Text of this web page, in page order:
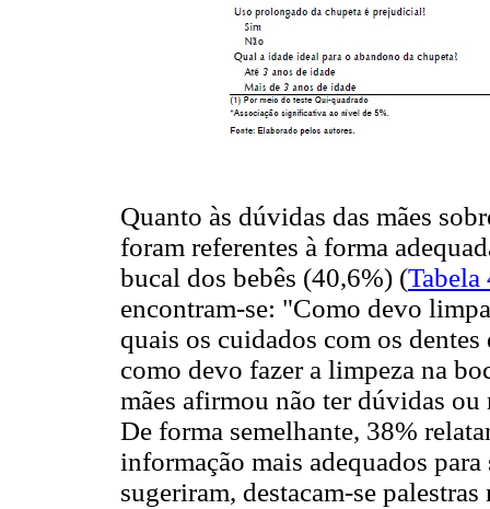
Quanto às dúvidas das mães
foram referentes à forma
bucal dos bebês (40,6%) (Tabela
encontram-se: "Como devo
quais os cuidados com os
como devo fazer a limpeza na
mães afirmou não ter dúvidas
De forma semelhante, 38%
informação mais adequados para
sugeriram, destacam-se